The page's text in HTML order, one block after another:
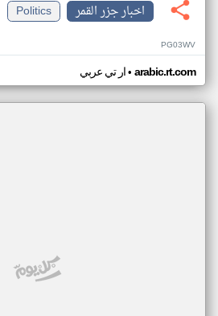
اخبار جزر القمر
Politics
PG03WV
ار تي عربي• arabic.rt.com